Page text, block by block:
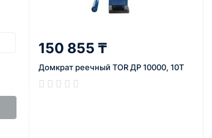
150 855 ₸
Домкрат реечный TOR ДР 10000, 10Т